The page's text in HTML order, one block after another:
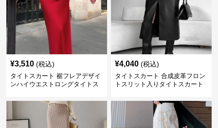
¥3,510 (税込)
タイトスカート 裾フレアデザイ
ンハイウエストロングタイトス
¥4,040 (税込)
タイトスカート 合成皮革フロン
トスリット入りタイトスカート